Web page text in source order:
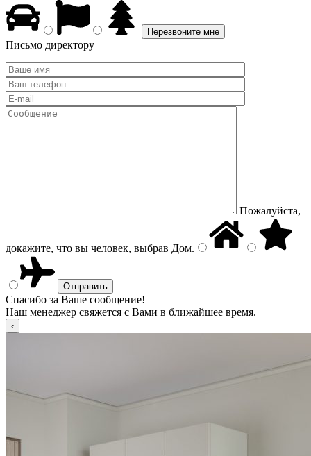
Письмо директору
Пожалуйста,
докажите, что вы человек, выбрав Дом.
Спасибо за Ваше сообщение!
Наш менеджер свяжется с Вами в ближайшее время.